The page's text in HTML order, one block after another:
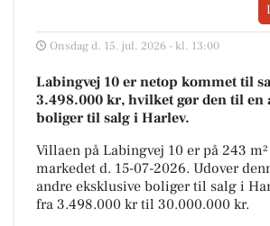
Onsdag d. 15. jul. 2026 - kl. 13:00
Labingvej 10 er netop kommet til
3.498.000 kr, hvilket gør den til en
boliger til salg i Harlev.
Villaen på Labingvej 10 er på 243
markedet d. 15-07-2026. Udover
andre eksklusive boliger til salg i
fra 3.498.000 kr til 30.000.000 kr.